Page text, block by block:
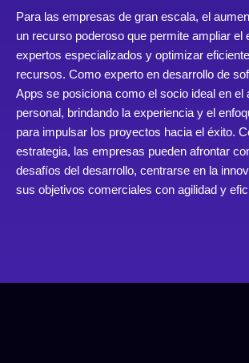
Para las empresas de gran escala, el
un recurso poderoso que permite ampliar el
expertos especializados y optimizar
recursos. Como experto en desarrollo de
Apps se posiciona como el socio ideal en el
personal, brindando la experiencia y el
para impulsar los proyectos hacia el éxito.
estrategia, las empresas pueden afrontar
desafíos del desarrollo, centrarse en la
sus objetivos comerciales con agilidad y